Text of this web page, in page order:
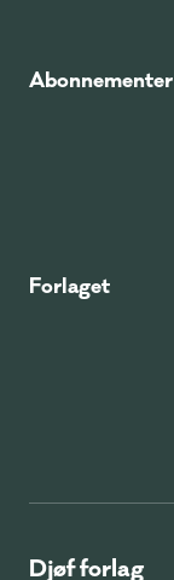
Abonnementer
Forlaget
Djøf forlag